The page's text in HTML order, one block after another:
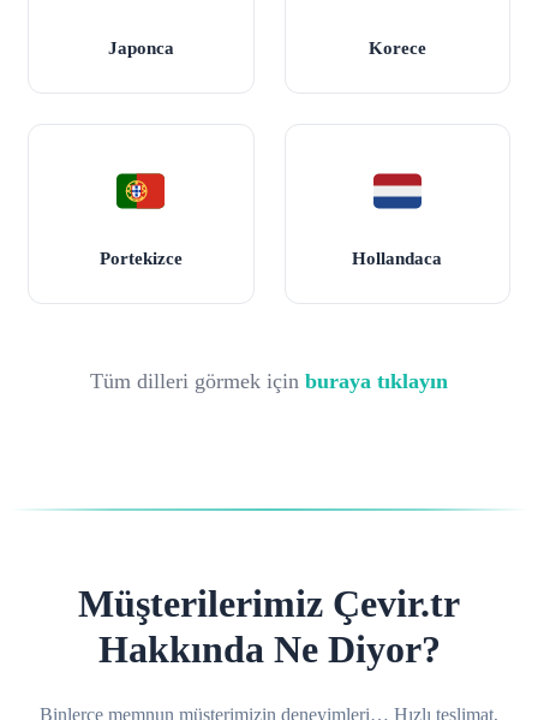
Japonca Korece
Portekizce Hollandaca
Tüm dilleri görmek için buraya tıklayın
Müşterilerimiz Çevir.tr
Hakkında Ne Diyor?
Binlerce memnun müşterimizin deneyimleri… Hızlı teslimat,